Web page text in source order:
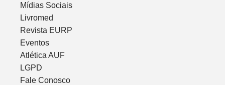
Mídias Sociais
Livromed
Revista EURP
Eventos
Atlética AUF
LGPD
Fale Conosco